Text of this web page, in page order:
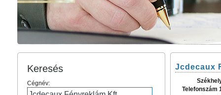
Keresés
Cégnév:
Jcdecaux
Telefonszám